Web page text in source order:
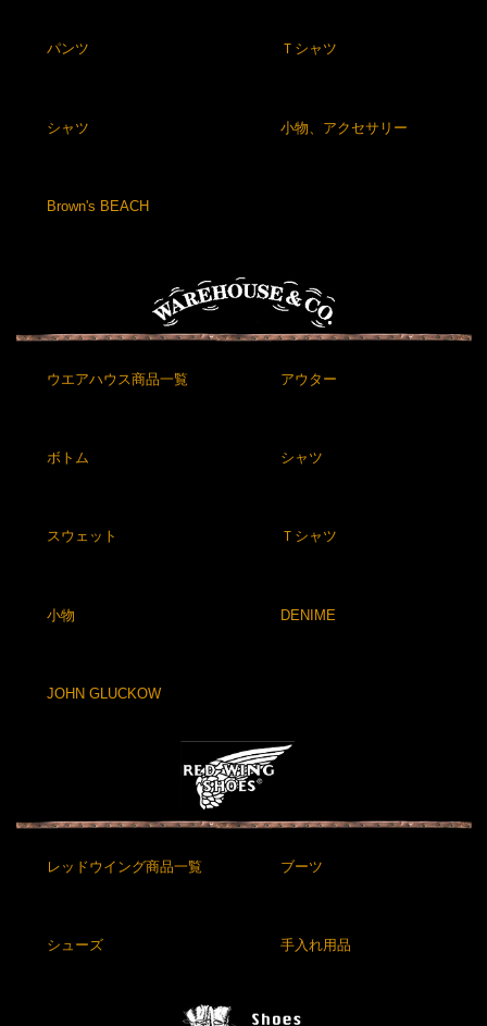
パンツ Ｔシャツ
シャツ 小物、アクセサリー
Brown's BEACH
ウエアハウス商品一覧 アウター
ボトム シャツ
スウェット Ｔシャツ
小物 DENIME
JOHN GLUCKOW
レッドウイング商品一覧 ブーツ
シューズ 手入れ用品